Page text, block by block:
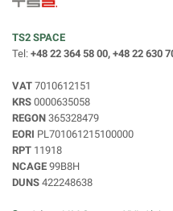
TS2 SPACE
Tel: +48 22 364 58 00, +48 22 630
VAT 7010612151
KRS 0000635058
REGON 365328479
EORI PL701061215100000
RPT 11918
NCAGE 99B8H
DUNS 422248638